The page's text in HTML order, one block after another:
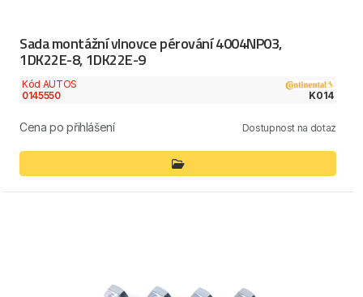
Sada montážní vlnovce pérování 4004NP03,
1DK22E-8, 1DK22E-9
Kód AUTOS
0145550
K014
Cena po přihlášení Dostupnost na dotaz